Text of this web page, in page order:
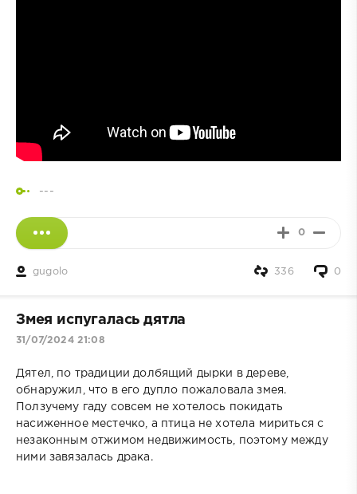
---
0
gugolo 0
336
Змея испугалась дятла
31/07/2024 21:08
Дятел, по традиции долбящий дырки в дереве,
обнаружил, что в его дупло пожаловала змея.
Ползучему гаду совсем не хотелось покидать
насиженное местечко, а птица не хотела мириться с
незаконным отжимом недвижимость, поэтому между
ними завязалась драка.